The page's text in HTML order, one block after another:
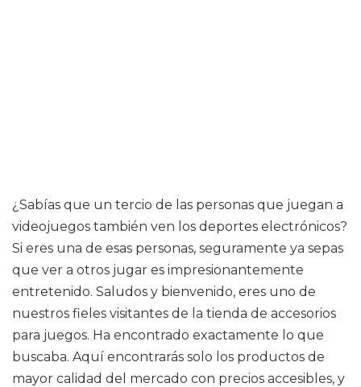
¿Sabías que un tercio de las personas que juegan a
videojuegos también ven los deportes electrónicos?
Si eres una de esas personas, seguramente ya sepas
que ver a otros jugar es impresionantemente
entretenido. Saludos y bienvenido, eres uno de
nuestros fieles visitantes de la tienda de accesorios
para juegos. Ha encontrado exactamente lo que
buscaba. Aquí encontrarás solo los productos de
mayor calidad del mercado con precios accesibles, y